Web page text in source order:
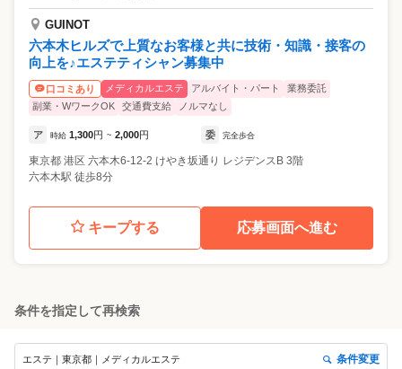
GUINOT
六本木ヒルズで上質なお客様と共に技術・知識・接客の
向上を♪エステティシャン募集中
口コミあり メディカルエステ アルバイト・パート
業務委託
副業・WワークOK
交通費支給 ノルマなし
ア 時給 1,300円 ~ 2,000円 委 完全歩合
東京都 港区 六本木6-12-2 けやき坂通り レジデンスB 3階
六本木駅 徒歩8分
キープする 応募画面へ進む
条件を指定して再検索
エステ｜東京都｜メディカルエステ 条件変更